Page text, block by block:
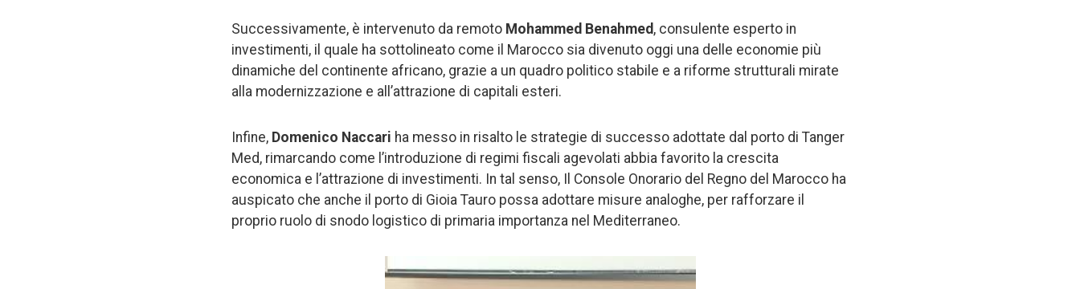
Successivamente, è intervenuto da remoto Mohammed Benahmed , consulente esperto in
investimenti, il quale ha sottolineato come il Marocco sia divenuto oggi una delle economie più
dinamiche del continente africano, grazie a un quadro politico stabile e a riforme strutturali mirate
alla modernizzazione e all’attrazione di capitali esteri.
Infine, Domenico Naccari ha messo in risalto le strategie di successo adottate dal porto di Tanger
Med, rimarcando come l’introduzione di regimi fiscali agevolati abbia favorito la crescita
economica e l’attrazione di investimenti. In tal senso, Il Console Onorario del Regno del Marocco ha
auspicato che anche il porto di Gioia Tauro possa adottare misure analoghe, per rafforzare il
proprio ruolo di snodo logistico di primaria importanza nel Mediterraneo.